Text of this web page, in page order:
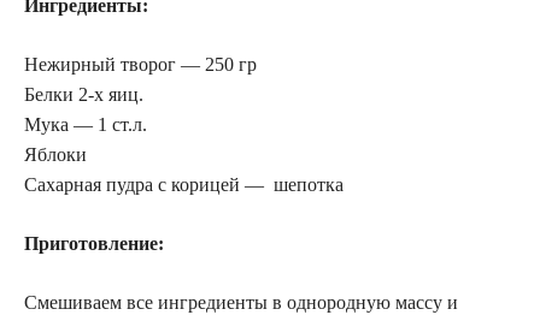
Ингредиенты:
Нежирный творог — 250 гр
Белки 2-х яиц.
Мука — 1 ст.л.
Яблоки
Сахарная пудра с корицей — шепотка
Приготовление:
Смешиваем все ингредиенты в однородную массу и